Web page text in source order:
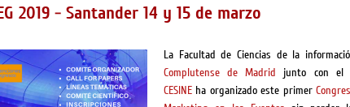
2019 - Santander 14 y 15 de marzo
La Facultad de Ciencias de la
Complutense de Madrid
junto con el
CESINE ha organizado este primer